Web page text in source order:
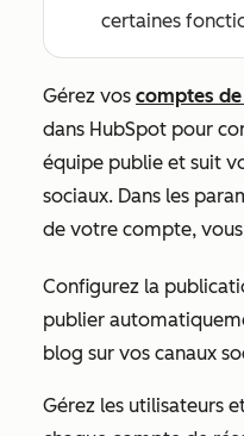
certaines
Gérez vos comptes
dans HubSpot pour
équipe publie et suit
sociaux. Dans les
de votre compte,
Configurez la
publier
blog sur vos canaux
Gérez les utilisateurs